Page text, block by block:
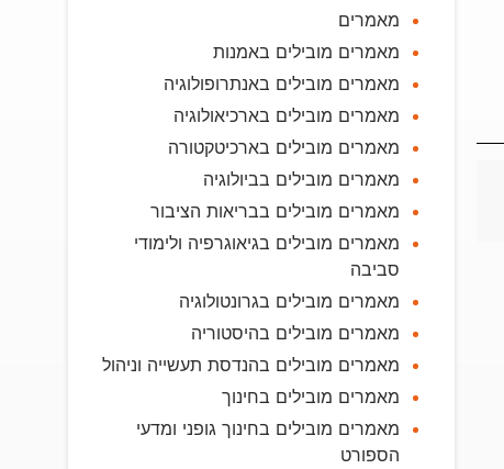
מאמרים
מאמרים מובילים באמנות
מאמרים מובילים באנתרופולוגיה
מאמרים מובילים בארכיאולוגיה
מאמרים מובילים בארכיטקטורה
מאמרים מובילים בביולוגיה
מאמרים מובילים בבריאות הציבור
מאמרים מובילים בגיאוגרפיה ולימודי
סביבה
מאמרים מובילים בגרונטולוגיה
מאמרים מובילים בהיסטוריה
מאמרים מובילים בהנדסת תעשייה וניהול
מאמרים מובילים בחינוך
מאמרים מובילים בחינוך גופני ומדעי
הספורט